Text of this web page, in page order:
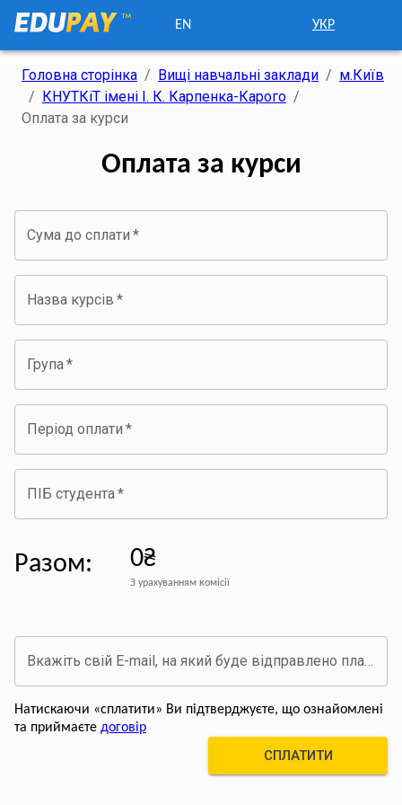
EN УКР
Головна сторінка / Вищі навчальні заклади / м.Київ
/ КНУТКіТ імені І. К. Карпенка-Карого /
Оплата за курси
Оплата за курси
Сума до сплати *
Назва курсів *
Група*
Період оплати *
ПІБ студента*
Разом: 0₴
З урахуванням комісії
Вкажіть свій E-mail, на який буде відправлено платіжний документ про оплату
Натискаючи «сплатити» Ви підтверджуєте, що ознайомлені
та приймаєте договір
СПЛАТИТИ